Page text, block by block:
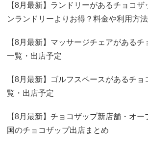
【8月最新】ランドリーがあるチョコザ
ンランドリーよりお得？料金や利用方法
【8月最新】マッサージチェアがある
一覧・出店予定
【8月最新】ゴルフスペースがあるチ
覧・出店予定
【8月最新】チョコザップ新店舗・オ
国のチョコザップ出店まとめ